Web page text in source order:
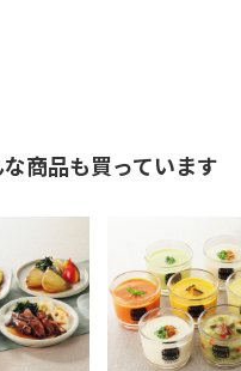
商品も買っています